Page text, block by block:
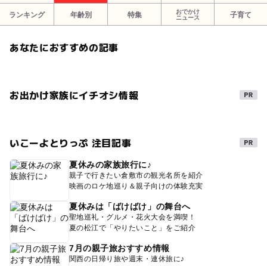
ランキング 年齢別 特集
おでかけ
ニュース
子育て
あなたにおすすめの記事
お出かけ家族にイチオシ情報
いこーよとりっぷ 注目記事
夏休みの家族旅行に♪
親子で行きたい倉敷市の観光名所を紹介
映画のロケ地巡り＆親子向けの体験充実
夏休みは「ばけばけ」の舞台へ
聖地巡礼・グルメ・花火大会を満喫！
夏の松江で「やりたいこと」をご紹介
7月の親子旅おすすめ情報
関西の日帰り旅や週末・連休旅に♪